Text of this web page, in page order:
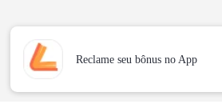
Reclame seu bônus no App